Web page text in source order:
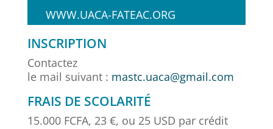
WWW.UACA-FATEAC.ORG
INSCRIPTION
Contactez
le mail suivant : mastc.uaca@gmail.com
FRAIS DE SCOLARITÉ
15.000 FCFA, 23 €, ou 25 USD par crédit